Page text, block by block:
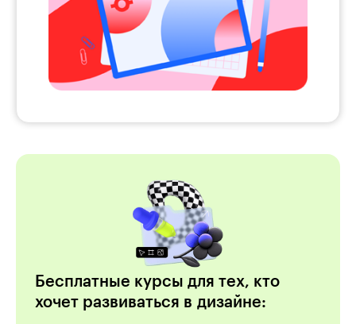
Бесплатные курсы для тех, кто
хочет развиваться в дизайне: